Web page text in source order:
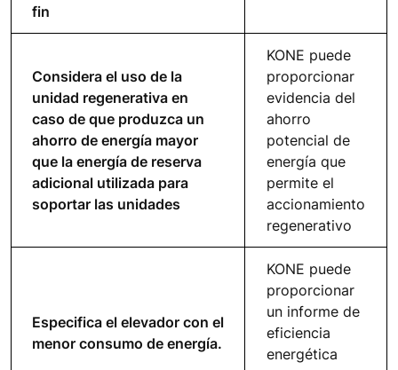
fin
Considera el uso de la
unidad regenerativa en
caso de que produzca un
ahorro de energía mayor
que la energía de reserva
adicional utilizada para
soportar las unidades
KONE puede
proporcionar
evidencia del
ahorro
potencial de
energía que
permite el
accionamiento
regenerativo
Especifica el elevador con el
menor consumo de energía.
KONE puede
proporcionar
un informe de
eficiencia
energética